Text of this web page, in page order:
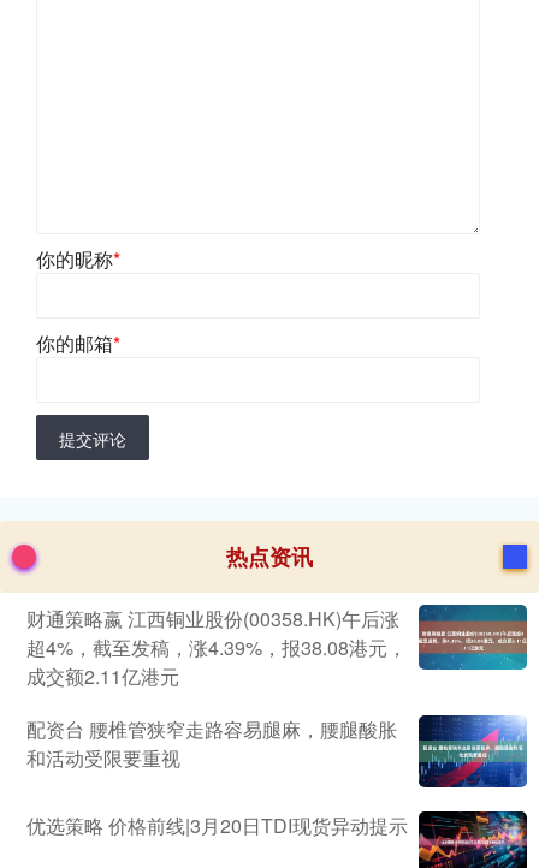
你的昵称*
你的邮箱*
提交评论
热点资讯
财通策略嬴 江西铜业股份(00358.HK)午后涨
超4%，截至发稿，涨4.39%，报38.08港元，
成交额2.11亿港元
配资台 腰椎管狭窄走路容易腿麻，腰腿酸胀
和活动受限要重视
优选策略 价格前线|3月20日TDI现货异动提示